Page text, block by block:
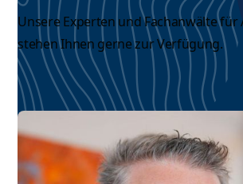
Unsere Experten undFachanwälte für
stehen Ihnen gerne zur Verfügung.